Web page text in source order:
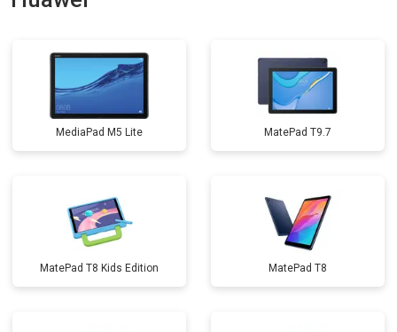
MediaPad M5 Lite MatePad T9.7
MatePad T8 Kids Edition MatePad T8